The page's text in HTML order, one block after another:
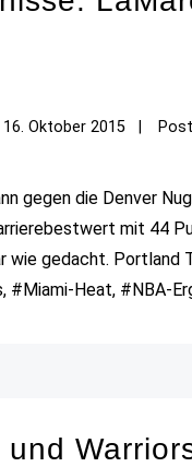
16. Oktober 2015
gegen die Denver
mit 44
wie gedacht. Portland
#Miami-Heat, #NBA-
und